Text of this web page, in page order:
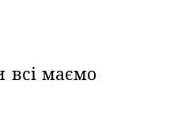
всі маємо